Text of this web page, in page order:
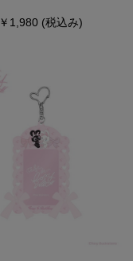
￥1,980 (税込み)